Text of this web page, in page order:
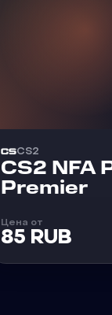
CS2
CS2 NFA
Premier
Цена от
85 RUB